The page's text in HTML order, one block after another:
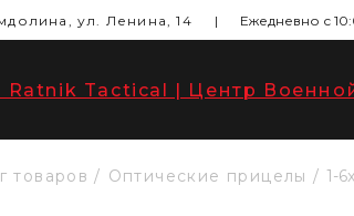
ул. Ленина, 14 | Ежедневно с
товаров Оптические прицелы 1-